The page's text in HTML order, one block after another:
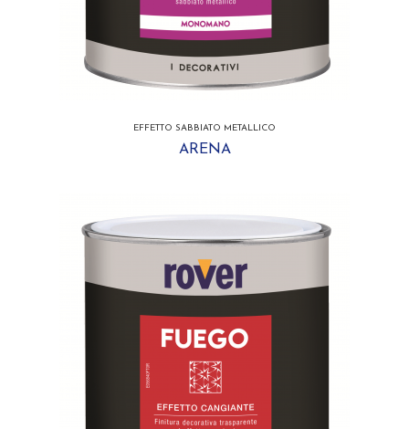
EFFETTO SABBIATO METALLICO
ARENA